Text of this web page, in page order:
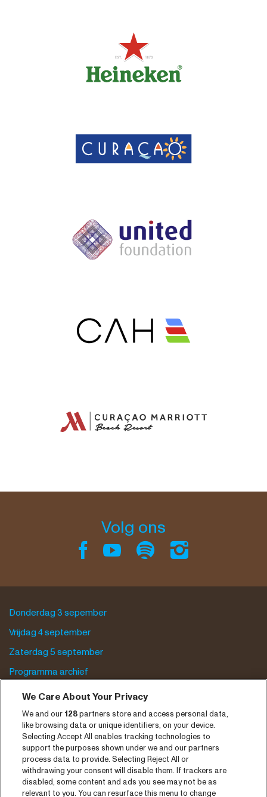
Volg ons
Donderdag 3 sepember
Vrijdag 4 september
Zaterdag 5 september
Programma archief
Tickets
Nieuws
Pers
Contact
CNSJ26 Spotify playlist
We Care About Your Privacy
We and our 128partners store and access personal data,
like browsing data or unique identifiers, on your device.
Selecting Accept All enables tracking technologies to
support the purposes shown under we and our partners
process data to provide. Selecting Reject All or
withdrawing your consent will disable them. If trackers are
disabled, some content and ads you see may not be as
relevant to you. You can resurface this menu to change